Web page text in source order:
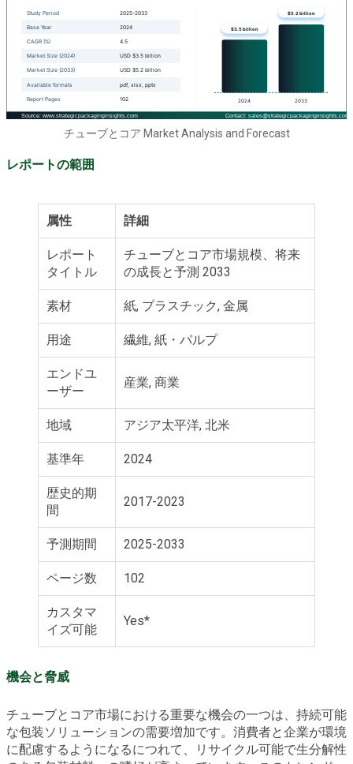
チューブとコア Market Analysis and Forecast
レポートの範囲
属性 詳細
レポート
タイトル
チューブとコア市場規模、将来
の成長と予測 2033
素材 紙, プラスチック, 金属
用途 繊維, 紙・パルプ
エンドユ
ーザー
産業, 商業
地域 アジア太平洋, 北米
基準年 2024
歴史的期
間
2017-2023
予測期間 2025-2033
ページ数 102
カスタマ
イズ可能
Yes*
機会と脅威
チューブとコア市場における重要な機会の一つは、持続可能
な包装ソリューションの需要増加です。消費者と企業が環境
に配慮するようになるにつれて、リサイクル可能で生分解性